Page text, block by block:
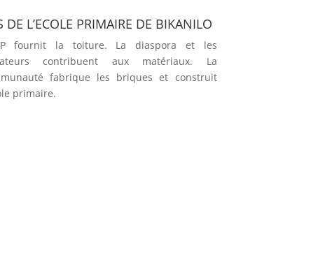
DE L’ECOLE PRIMAIRE DE BIKANILO
fournit la toiture. La diaspora et les
contribuent aux matériaux. La
fabrique les briques et construit
primaire.